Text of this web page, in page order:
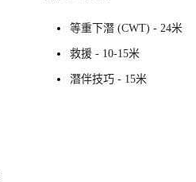
等重下潛 (CWT) - 24米
救援 - 10-15米
潛伴技巧 - 15米